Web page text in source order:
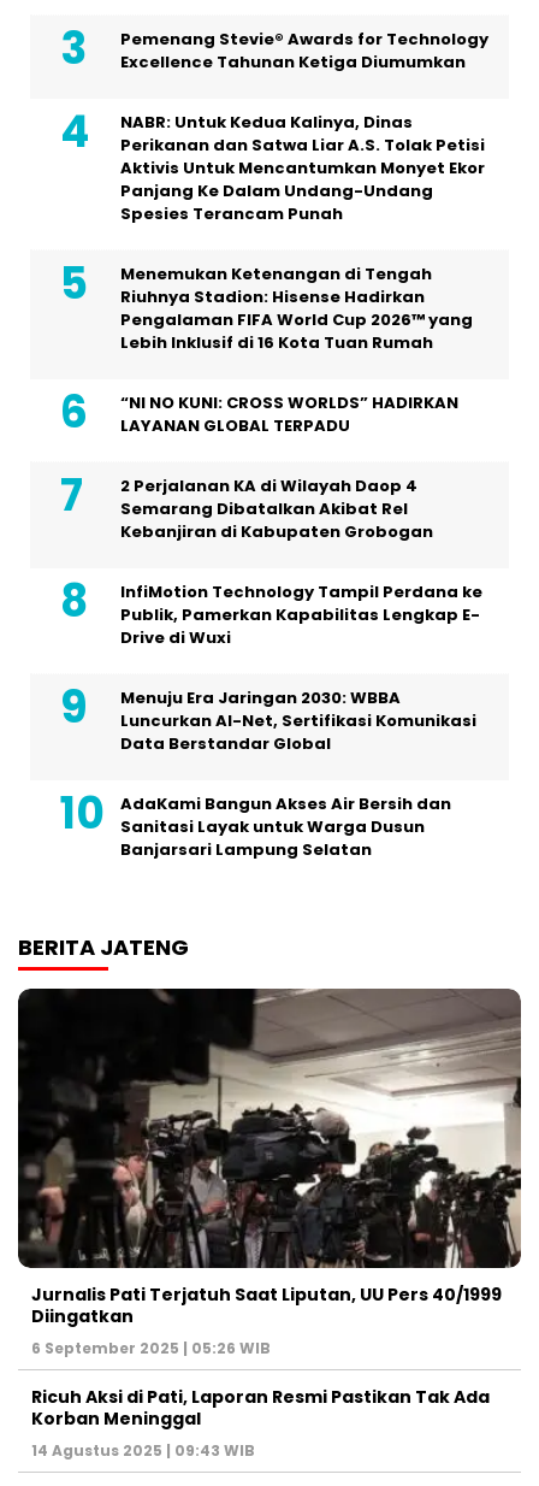
Pemenang Stevie® Awards for Technology
Excellence Tahunan Ketiga Diumumkan
NABR: Untuk Kedua Kalinya, Dinas
Perikanan dan Satwa Liar A.S. Tolak Petisi
Aktivis Untuk Mencantumkan Monyet Ekor
Panjang Ke Dalam Undang-Undang
Spesies Terancam Punah
Menemukan Ketenangan di Tengah
Riuhnya Stadion: Hisense Hadirkan
Pengalaman FIFA World Cup 2026™ yang
Lebih Inklusif di 16 Kota Tuan Rumah
“NI NO KUNI: CROSS WORLDS” HADIRKAN
LAYANAN GLOBAL TERPADU
2 Perjalanan KA di Wilayah Daop 4
Semarang Dibatalkan Akibat Rel
Kebanjiran di Kabupaten Grobogan
InfiMotion Technology Tampil Perdana ke
Publik, Pamerkan Kapabilitas Lengkap E-
Drive di Wuxi
Menuju Era Jaringan 2030: WBBA
Luncurkan AI-Net, Sertifikasi Komunikasi
Data Berstandar Global
AdaKami Bangun Akses Air Bersih dan
Sanitasi Layak untuk Warga Dusun
Banjarsari Lampung Selatan
BERITA JATENG
Jurnalis Pati Terjatuh Saat Liputan, UU Pers 40/1999
Diingatkan
6 September 2025 | 05:26 WIB
Ricuh Aksi di Pati, Laporan Resmi Pastikan Tak Ada
Korban Meninggal
14 Agustus 2025 | 09:43 WIB